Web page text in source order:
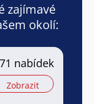
zajímavé
okolí:
nabídek
Zobrazit